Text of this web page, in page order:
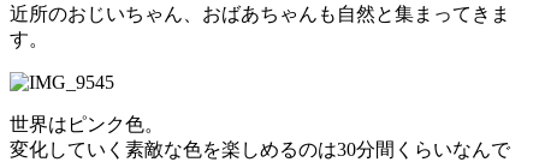
近所のおじいちゃん、おばあちゃんも自然と集まってきま
す。
世界はピンク色。
変化していく素敵な色を楽しめるのは30分間くらいなんで